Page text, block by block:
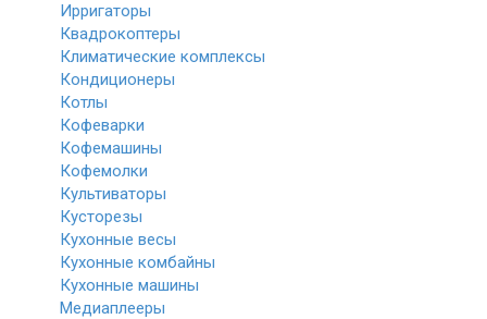
Ирригаторы
Квадрокоптеры
Климатические комплексы
Кондиционеры
Котлы
Кофеварки
Кофемашины
Кофемолки
Культиваторы
Кусторезы
Кухонные весы
Кухонные комбайны
Кухонные машины
Медиаплееры